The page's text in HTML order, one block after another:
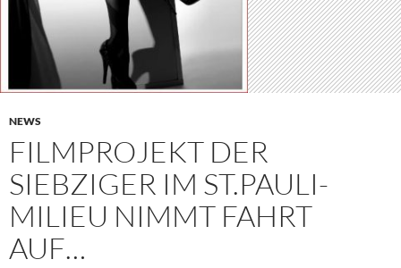
NEWS
FILMPROJEKT DER
SIEBZIGER IM ST.PAULI-
MILIEU NIMMT FAHRT
AUF…